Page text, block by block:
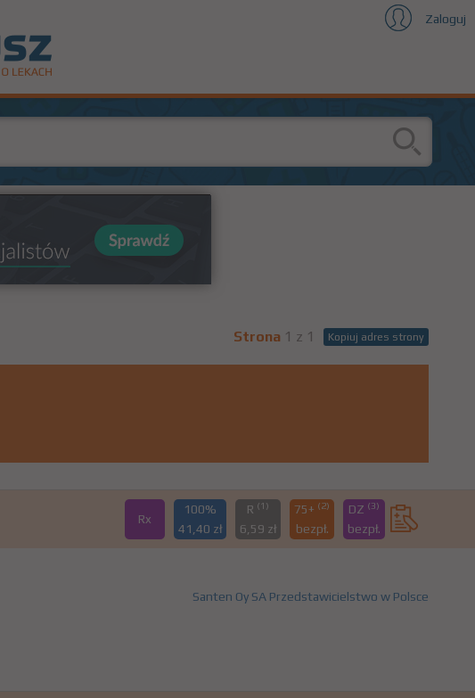
Zaloguj
Kopiuj adres strony
Strona 1 z 1
Rx
100%
41,40 zł
R (1)
6,59 zł
75+ (2)
bezpł.
DZ (3)
bezpł.
Santen Oy SA Przedstawicielstwo w Polsce